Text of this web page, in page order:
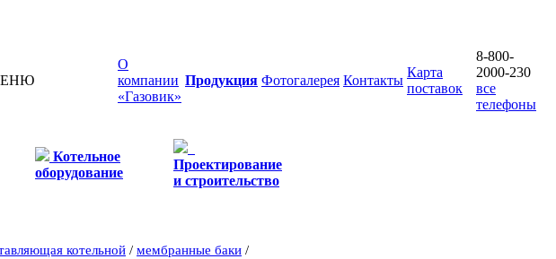
О
компании
«Газовик»
Продукция Фотогалерея Контакты
Карта
поставок
8-800-
2000-230
все
телефоны
Котельное
оборудование
Проектирование
и строительство
котельной / мембранные баки /